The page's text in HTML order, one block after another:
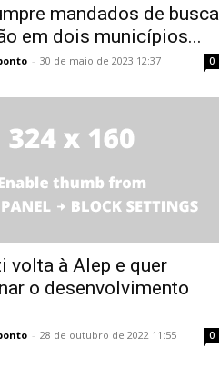
mandados de busca
em dois municípios...
- 30 de maio de 2023 12:37 0
volta à Alep e quer
o desenvolvimento
- 28 de outubro de 2022 11:55 0